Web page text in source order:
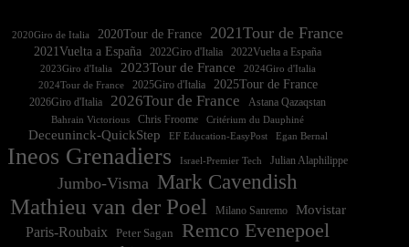
2020Giro de Italia 2020Tour de France 2021Tour de France
2021Vuelta a España 2022Vuelta a España
2023Giro d'Italia 2023Tour de France
2024Tour de France
2025Giro d'Italia 2025Tour de France
2026Giro d'Italia 2026Tour de France Astana Qazaqstan
Bahrain Victorious Chris Froome Critérium du Dauphiné
Deceuninck-QuickStep EF Education-EasyPost Egan Bernal
Ineos Grenadiers Israel-Premier Tech Julian Alaphilippe
Jumbo-Visma Mark Cavendish
Mathieu van der Poel Milano Sanremo
Movistar
Paris-Roubaix
Peter Sagan Remco Evenepoel